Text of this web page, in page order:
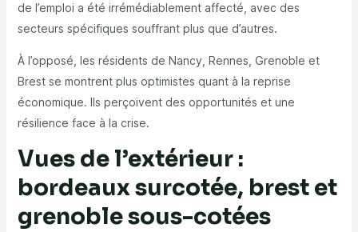
de l’emploi a été irrémédiablement affecté, avec des
secteurs spécifiques souffrant plus que d’autres.
À l’opposé, les résidents de Nancy, Rennes Grenoble et
Brestse montrent plus optimistes quant à la reprise
économique. Ils perçoivent des opportunités et une
résilience face à la crise.
Vues de l’extérieur :
bordeaux surcotée, brest et
grenoble sous-cotées